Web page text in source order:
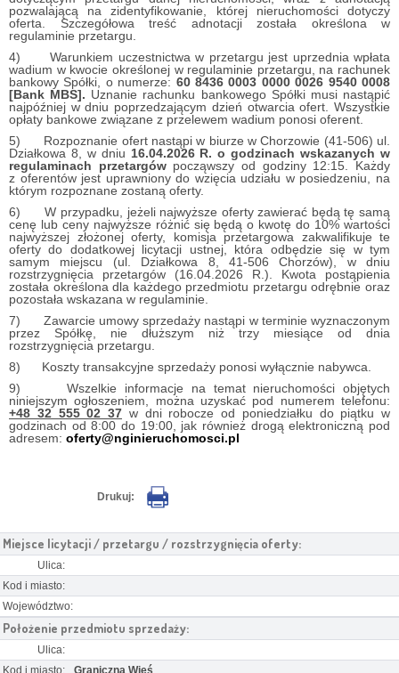
pozwalającą na zidentyfikowanie, której nieruchomości dotyczy
oferta. Szczegółowa treść adnotacji została określona w
regulaminie przetargu.
4) Warunkiem uczestnictwa w przetargu jest uprzednia wpłata
wadium w kwocie określonej w regulaminie przetargu, na rachunek
bankowy Spółki, o numerze: 60 8436 0003 0000 0026 9540 0008
[Bank MBS]. Uznanie rachunku bankowego Spółki musi nastąpić
najpóźniej w dniu poprzedzającym dzień otwarcia ofert. Wszystkie
opłaty bankowe związane z przelewem wadium ponosi oferent.
5) Rozpoznanie ofert nastąpi w biurze w Chorzowie (41-506) ul.
Działkowa 8, w dniu 16.04.2026 R. o godzinach wskazanych w
regulaminach przetargówpocząwszy od godziny 12:15. Każdy
z oferentów jest uprawniony do wzięcia udziału w posiedzeniu, na
którym rozpoznane zostaną oferty.
6) W przypadku, jeżeli najwyższe oferty zawierać będą tę samą
cenę lub ceny najwyższe różnić się będą o kwotę do 10% wartości
najwyższej złożonej oferty, komisja przetargowa zakwalifikuje te
oferty do dodatkowej licytacji ustnej, która odbędzie się w tym
samym miejscu (ul. Działkowa 8, 41-506 Chorzów), w dniu
rozstrzygnięcia przetargów (16.04.2026 R.). Kwota postąpienia
została określona dla każdego przedmiotu przetargu odrębnie oraz
pozostała wskazana w regulaminie.
7) Zawarcie umowy sprzedaży nastąpi w terminie wyznaczonym
przez Spółkę, nie dłuższym niż trzy miesiące od dnia
rozstrzygnięcia przetargu.
8) Koszty transakcyjne sprzedaży ponosi wyłącznie nabywca.
9) Wszelkie informacje na temat nieruchomości objętych
niniejszym ogłoszeniem, można uzyskać pod numerem telefonu:
+48 32 555 02 37 w dni robocze od poniedziałku do piątku w
godzinach od 8:00 do 19:00, jak również drogą elektroniczną pod
adresem: oferty@nginieruchomosci.pl
Drukuj:
Miejsce licytacji / przetargu / rozstrzygnięcia oferty:
Ulica:
Kod i miasto:
Województwo:
Położenie przedmiotu sprzedaży:
Ulica:
Kod i miasto:
Graniczna Wieś